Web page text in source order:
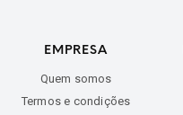
EMPRESA
Quem somos
Termos e condições